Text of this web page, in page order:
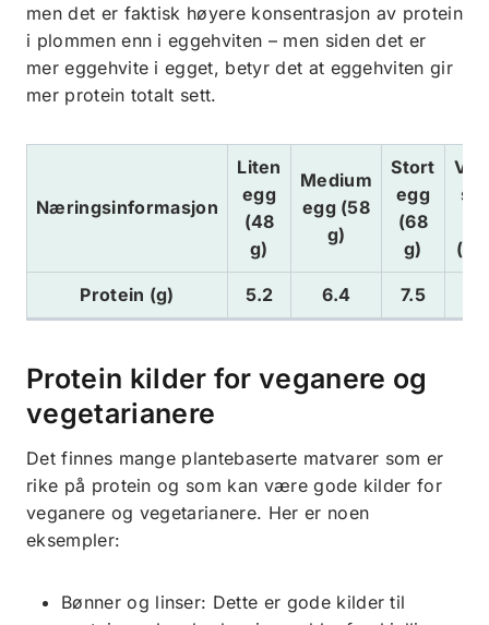
men det er faktisk høyere konsentrasjon av protein
i plommen enn i eggehviten – men siden det er
mer eggehvite i egget, betyr det at eggehviten gir
mer protein totalt sett.
Næringsinformasjon
Liten
egg
(48
g)
Medium
egg (58
g)
Stort
egg
(68
g)
(78
Protein (g) 5.2 6.4 7.5
Protein kilder for veganere og
vegetarianere
Det finnes mange plantebaserte matvarer som er
rike på protein og som kan være gode kilder for
veganere og vegetarianere. Her er noen
eksempler:
Bønner og linser: Dette er gode kilder til